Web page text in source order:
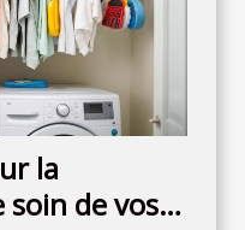
la
de vos